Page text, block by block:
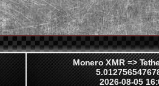
Monero XMR =>
2026-08-05